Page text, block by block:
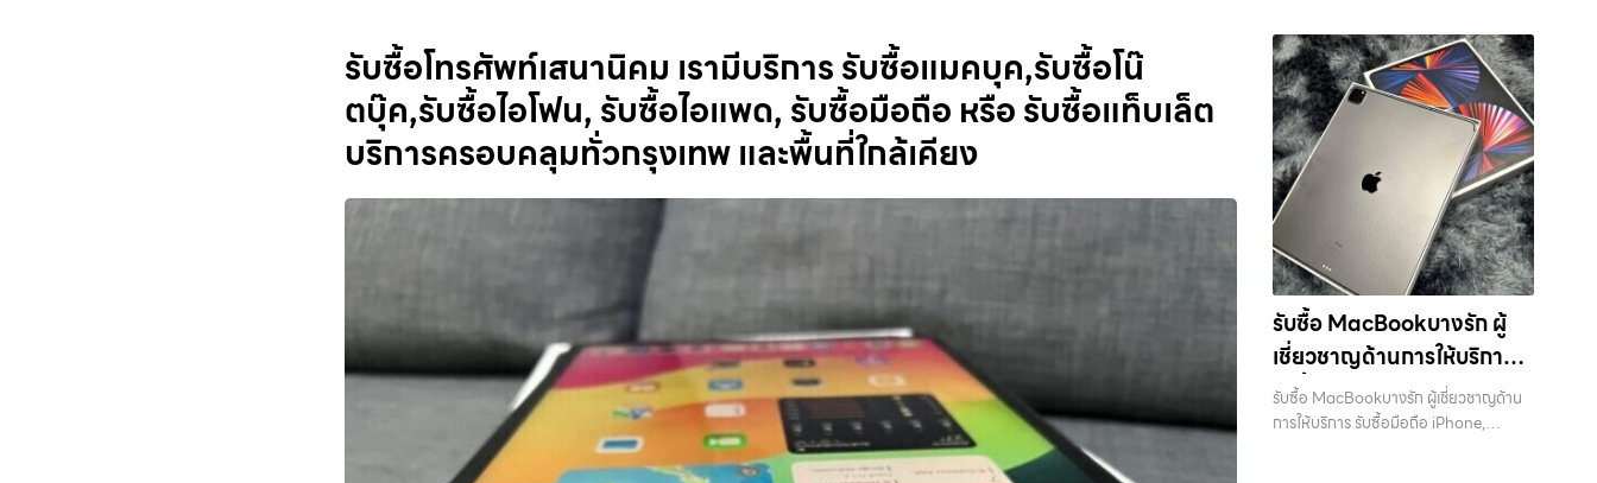
รับซื้อโทรศัพท์เสนานิคม เรามีบริการ รับซื้อแมคบุค,รับซื้อโน๊
ตบุ๊ค,รับซื้อไอโฟน, รับซื้อไอแพด, รับซื้อมือถือ หรือ รับซื้อแท็บเล็ต
บริการครอบคลุมทั่วกรุงเทพ และพื้นที่ใกล้เคียง
รับซื้อ MacBookบางรัก ผู้
เชี่ยวชาญด้านการให้บริการ
รับซื้อมือถือ iPhone,
Samsung, ไอแพด แท็บเล็ต
รับซื้อ MacBookบางรัก ผู้เชี่ยวชาญด้าน
การให้บริการ รับซื้อมือถือ iPhone,